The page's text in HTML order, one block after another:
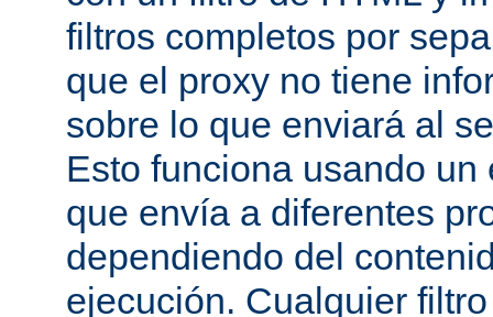
filtros completos por
que el proxy no tiene
sobre lo que enviará al
Esto funciona usando un
que envía a diferentes
dependiendo del
ejecución. Cualquier